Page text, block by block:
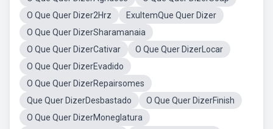
O Que Quer Dizer2Hrz
ExultemQue Quer Dizer
O Que Quer DizerSharamanaia
O Que Quer DizerCativar
O Que Quer DizerLocar
O Que Quer DizerEvadido
O Que Quer DizerRepairsomes
Que Quer DizerDesbastado
O Que Quer DizerFinish
O Que Quer DizerMoneglatura